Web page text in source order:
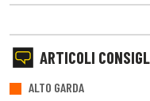
ARTICOLI
ALTO GARDA